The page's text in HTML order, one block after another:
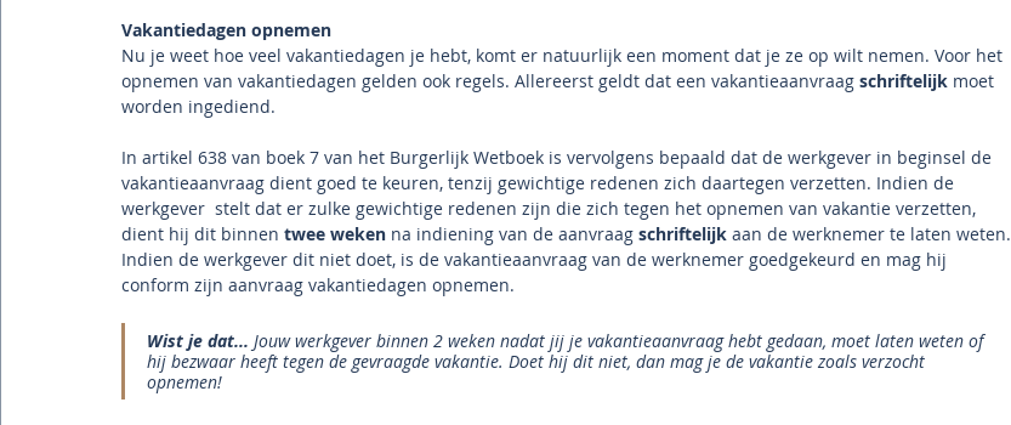
Vakantiedagen opnemen
Nu je weet hoe veel vakantiedagen je hebt, komt er natuurlijk een moment dat je ze op wilt nemen. Voor het
opnemen van vakantiedagen gelden ook regels. Allereerst geldt dat een vakantieaanvraag schriftelijk moet
worden ingediend.
In artikel 638 van boek 7 van het Burgerlijk Wetboek is vervolgens bepaald dat de werkgever in beginsel de
vakantieaanvraag dient goed te keuren, tenzij gewichtige redenen zich daartegen verzetten. Indien de
werkgever  stelt dat er zulke gewichtige redenen zijn die zich tegen het opnemen van vakantie verzetten,
dient hij dit binnen twee weken na indiening van de aanvraag schriftelijk aan de werknemer te laten weten.
Indien de werkgever dit niet doet, is de vakantieaanvraag van de werknemer goedgekeurd en mag hij
conform zijn aanvraag vakantiedagen opnemen.
Wist je dat... Jouw werkgever binnen 2 weken nadat jij je vakantieaanvraag hebt gedaan, moet laten weten of
hij bezwaar heeft tegen de gevraagde vakantie. Doet hij dit niet, dan mag je de vakantie zoals verzocht
opnemen!